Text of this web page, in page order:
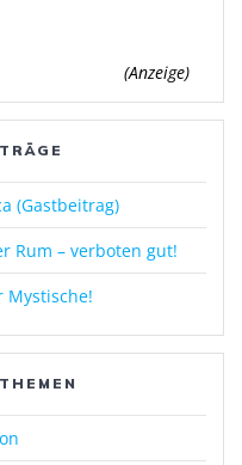
(Anzeige)
(Gastbeitrag)
Rum – verboten gut!
Mystische!